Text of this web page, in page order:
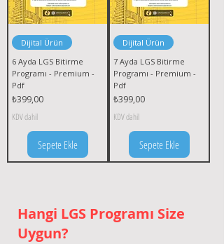
Dijital Ürün
6 Ayda LGS Bitirme
Programı - Premium -
Pdf
Fiyat
₺399,00
KDV dahil
Sepete Ekle
Dijital Ürün
7 Ayda LGS Bitirme
Programı - Premium -
Pdf
Fiyat
₺399,00
KDV dahil
Sepete Ekle
Hangi LGS Programı Size
Uygun?